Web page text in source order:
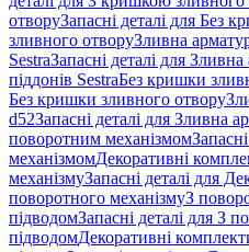
отворуЗапасні деталі для Без
зливного отворуЗливна
SestraЗапасні деталі для
піддонів SestraБез кришки
Без кришки зливного отвору
d52Запасні деталі для Зливна
поворотним механізмом
механізмомДекоративні
механізмуЗапасні деталі для
поворотного механізмуЗ
підводомЗапасні деталі для З
підводомДекоративні